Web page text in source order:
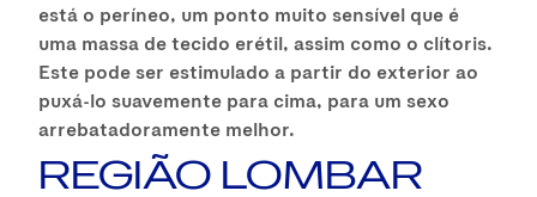
está o períneo, um ponto muito sensível que é
uma massa de tecido erétil, assim como o clítoris.
Este pode ser estimulado a partir do exterior ao
puxá-lo suavemente para cima, para um sexo
arrebatadoramente melhor.
REGIÃO LOMBAR